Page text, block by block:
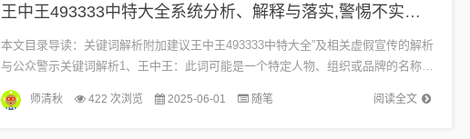
王中王493333中特大全系统分析、解释与落实,警惕不实鼓吹
本文目录导读：关键词解析附加建议王中王493333中特大全”及相关虚假宣传的解析
与公众警示关键词解析1、王中王：此词可能是一个特定人物、组织或品牌的名称，
但在没有进一步信息的情况下，无法确定其具体含义或背景。2、49...
阅读全文
师清秋 422 次浏览 2025-06-01 随笔